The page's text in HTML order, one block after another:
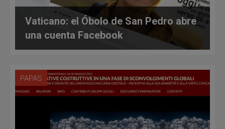
Vaticano: el Óbolo de San Pedro abre
una cuenta Facebook
PAPAS